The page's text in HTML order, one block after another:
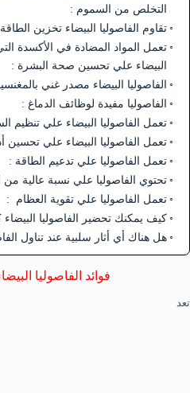
التخلص من السموم :
تقاوم الفاصوليا البيضاء تخزين
تعمل المواد المضادة في الأكسدة
البيضاء علي تحسين صحة البشرة :
الفاصوليا البيضاء مصدر غني
الفاصوليا مفيدة لوظائف الدماغ :
تعمل الفاصوليا البيضاء علي تنظيم
تعمل الفاصوليا البيضاء علي تحسين
تعمل الفاصوليا علي تدعيم الطاقة :
تحتوي الفاصوليا علي نسبة عالية من
تعمل الفاصوليا علي تقوية العظام :
كيف يمكنك تحضير الفاصوليا البيضاء
هل هناك أي أثار سلبية عند تناول
فوائد الفاصوليا
تعد